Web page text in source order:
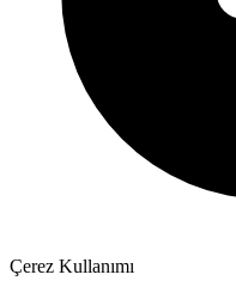
Çerez Kullanımı